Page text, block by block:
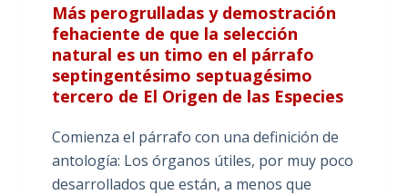
Más perogrulladas y demostración
fehaciente de que la selección
natural es un timo en el párrafo
septingentésimo septuagésimo
tercero de El Origen de las Especies
Comienza el párrafo con una definición de
antología: Los órganos útiles, por muy poco
desarrollados que están, a menos que